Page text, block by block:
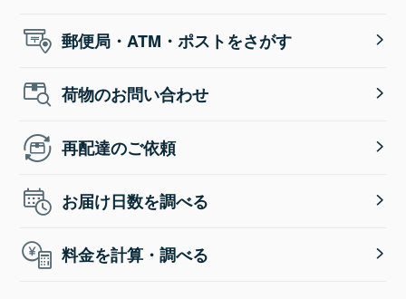
郵便局・ATM・ポストをさがす
荷物のお問い合わせ
再配達のご依頼
お届け日数を調べる
料金を計算・調べる